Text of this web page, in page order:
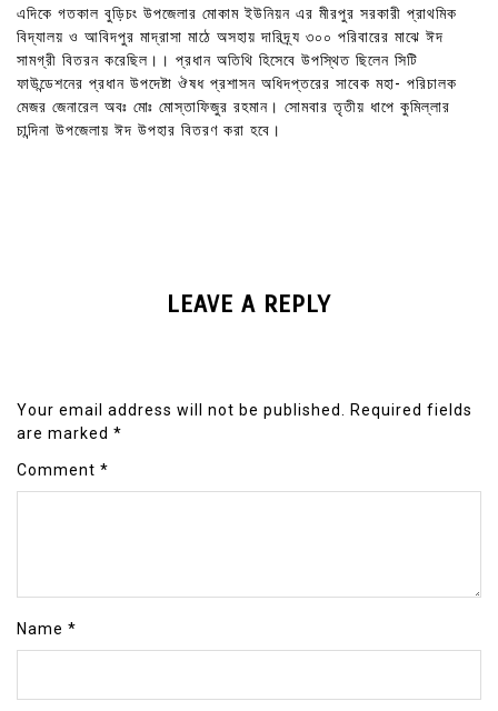
এদিকে গতকাল বুড়িচং উপজেলার মোকাম ইউনিয়ন এর মীরপুর সরকারী প্রাথমিক
বিদ্যালয় ও আবিদপুর মাদ্রাসা মাঠে অসহায় দারিদ্র্য ৩০০ পরিবারের মাঝে ঈদ
সামগ্রী বিতরন করেছিল।। প্রধান অতিথি হিসেবে উপস্থিত ছিলেন সিটি
ফাউন্ডেশনের প্রধান উপদেষ্টা ঔষধ প্রশাসন অধিদপ্তরের সাবেক মহা- পরিচালক
মেজর জেনারেল অবঃ মোঃ মোস্তাফিজুর রহমান। সোমবার তৃতীয় ধাপে কুমিল্লার
চান্দিনা উপজেলায় ঈদ উপহার বিতরণ করা হবে।
LEAVE A REPLY
Your email address will not be published.
Required fields
are marked *
Comment *
Name *